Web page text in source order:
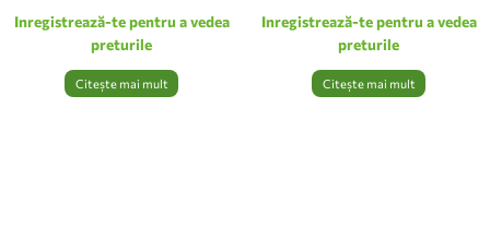
Inregistrează-te pentru a vedea
preturile
Citește mai mult
Inregistrează-te pentru a vedea
preturile
Citește mai mult